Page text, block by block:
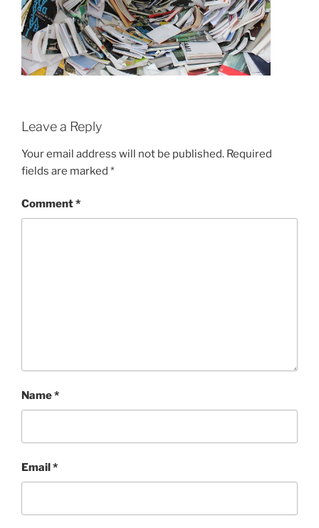
Leave a Reply
Your email address will not be published. Required
fields are marked *
Comment*
Name*
Email *